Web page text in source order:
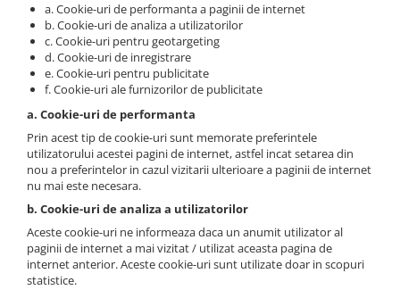
a. Cookie-uri de performanta a paginii de internet
b. Cookie-uri de analiza a utilizatorilor
c. Cookie-uri pentru geotargeting
d. Cookie-uri de inregistrare
e. Cookie-uri pentru publicitate
f. Cookie-uri ale furnizorilor de publicitate
a. Cookie-uri de performanta
Prin acest tip de cookie-uri sunt memorate preferintele
utilizatorului acestei pagini de internet, astfel incat setarea din
nou a preferintelor in cazul vizitarii ulterioare a paginii de internet
nu mai este necesara.
b. Cookie-uri de analiza a utilizatorilor
Aceste cookie-uri ne informeaza daca un anumit utilizator al
paginii de internet a mai vizitat / utilizat aceasta pagina de
internet anterior. Aceste cookie-uri sunt utilizate doar in scopuri
statistice.